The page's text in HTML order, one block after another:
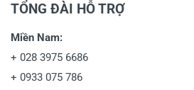
TỔNG ĐÀI HỖ TRỢ
Miền Nam:
+ 028 3975 6686
+ 0933 075 786